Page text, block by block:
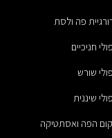
פה ולסת
חניכיים
שורש
שיננית
הפה ואסתטיקה